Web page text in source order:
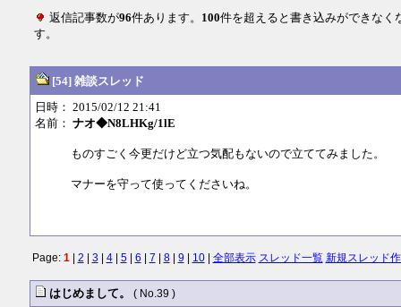
返信記事数が96件あります。 100件を超えると書き込みができなく
す。
[54] 雑談スレッド
日時： 2015/02/12 21:41
名前： ナオ◆N8LHKg/1lE
ものすごく今更だけど立つ気配もないので立ててみました。
マナーを守って使ってくださいね。
Page: 1| 2 3 4| 5| 6 7 8| 9 10| 全部表示 スレッド一覧 新規スレッド
はじめまして。 ( No.39 )